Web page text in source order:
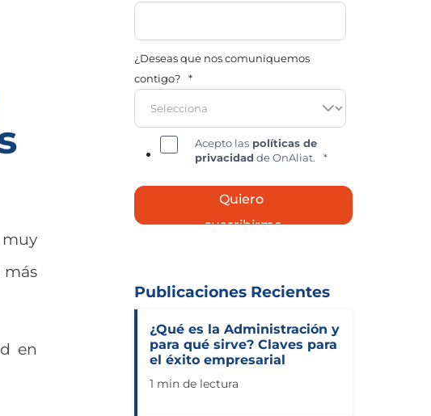
más
en
¿Deseas que nos comuniquemos
contigo?
*
Acepto las políticas de
privacidad de OnAliat. *
Publicaciones Recientes
¿Qué es la Administración y
para qué sirve? Claves para
el éxito empresarial
1 min de lectura